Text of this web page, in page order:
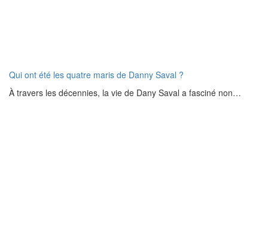
Qui ont été les quatre maris de Danny Saval ?
À travers les décennies, la vie de Dany Saval a fasciné non…